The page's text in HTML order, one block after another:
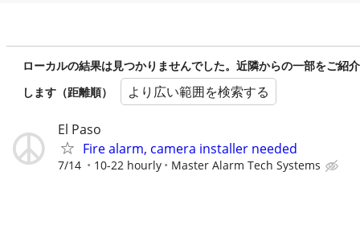
ローカルの結果は見つかりませんでした。近隣からの一部をご紹介
します（距離順）
より広い範囲を検索する
El Paso
Fire alarm, camera installer needed
7/14 10-22 hourly Master Alarm Tech Systems